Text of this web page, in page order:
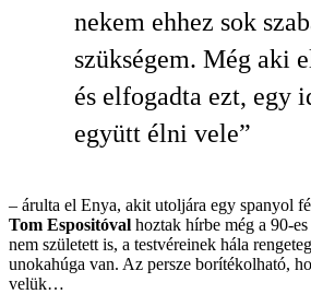
nekem ehhez sok
szükségem. Még aki
és elfogadta ezt, egy
együtt élni vele”
– árulta el Enya, akit utoljára egy spanyol
Tom Espositóval hoztak hírbe még a 90-
nem született is, a testvéreinek hála
unokahúga van. Az persze borítékolható,
velük…